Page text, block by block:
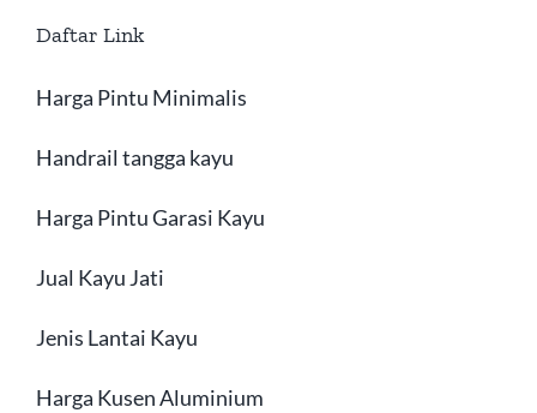
Daftar Link
Harga Pintu Minimalis
Handrail tangga kayu
Harga Pintu Garasi Kayu
Jual Kayu Jati
Jenis Lantai Kayu
Harga Kusen Aluminium